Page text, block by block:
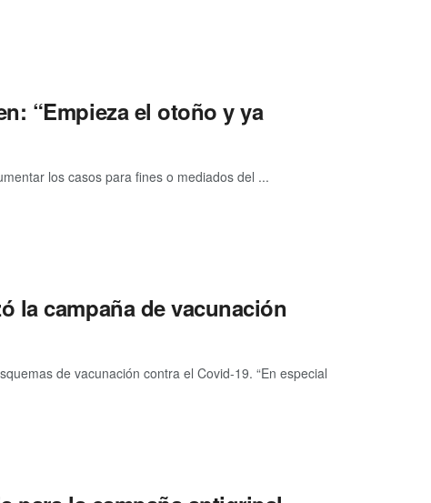
“Empieza el otoño y ya
los casos para fines o mediados del ...
la campaña de vacunación
de vacunación contra el Covid-19. “En especial